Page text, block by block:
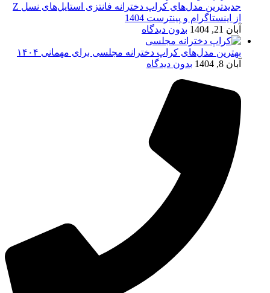
جدیدترین مدل‌های کراپ دخترانه فانتزی استایل‌های نسل Z
از اینستاگرام و پینترست 1404
آبان 21, 1404
بدون دیدگاه
بهترین مدل‌های کراپ دخترانه مجلسی برای مهمانی ۱۴۰۴
آبان 8, 1404
بدون دیدگاه